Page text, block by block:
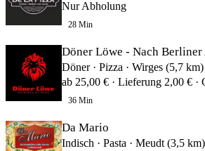
Nur Abholung
28 Min
Döner Löwe - Nach
Döner · Pizza · Wirges (5,7 km)
ab 25,00 € · Lieferung 2,00 € ·
36 Min
Da Mario
Indisch · Pasta · Meudt (3,5 km)